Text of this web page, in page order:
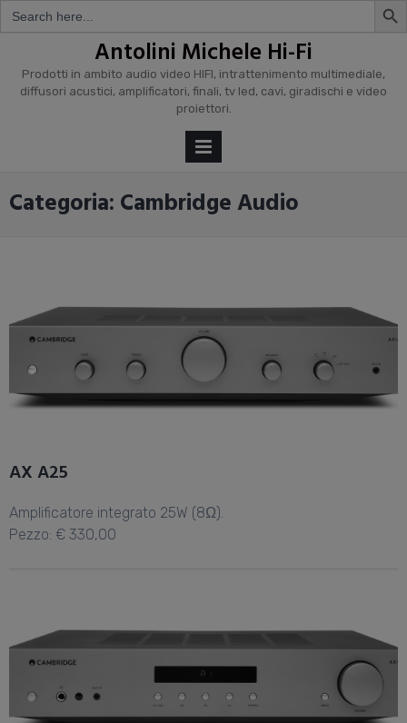
Search
for:
content
Antolini Michele Hi-Fi
Prodotti in ambito audio video HIFI, intrattenimento multimediale,
diffusori acustici, amplificatori, finali, tv led, cavi, giradischi e video
proiettori.
Categoria: Cambridge Audio
AX A25
Amplificatore integrato 25W (8Ω).
Pezzo: € 330,00